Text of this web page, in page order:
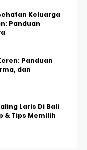
Keluarga
Panduan
Panduan
dan
Laris Di Bali
& Tips Memilih